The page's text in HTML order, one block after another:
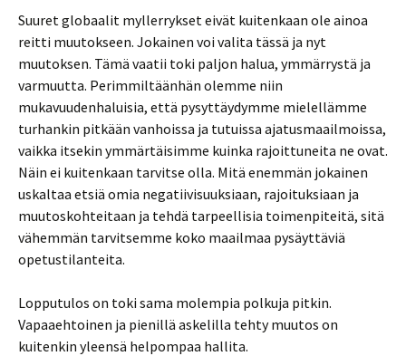
Suuret globaalit myllerrykset eivät kuitenkaan ole ainoa
reitti muutokseen. Jokainen voi valita tässä ja nyt
muutoksen. Tämä vaatii toki paljon halua, ymmärrystä ja
varmuutta. Perimmiltäänhän olemme niin
mukavuudenhaluisia, että pysyttäydymme mielellämme
turhankin pitkään vanhoissa ja tutuissa ajatusmaailmoissa,
vaikka itsekin ymmärtäisimme kuinka rajoittuneita ne ovat.
Näin ei kuitenkaan tarvitse olla. Mitä enemmän jokainen
uskaltaa etsiä omia negatiivisuuksiaan, rajoituksiaan ja
muutoskohteitaan ja tehdä tarpeellisia toimenpiteitä, sitä
vähemmän tarvitsemme koko maailmaa pysäyttäviä
opetustilanteita.
Lopputulos on toki sama molempia polkuja pitkin.
Vapaaehtoinen ja pienillä askelilla tehty muutos on
kuitenkin yleensä helpompaa hallita.